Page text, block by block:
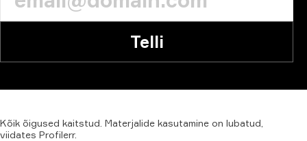
Telli
Kõik õigused kaitstud. Materjalide kasutamine on lubatud,
viidates Profilerr.